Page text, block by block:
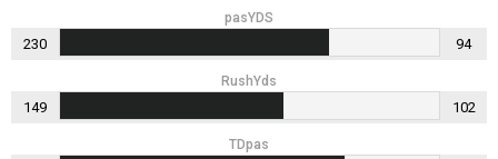
pasYDS
230 94
RushYds
149 102
TDpas